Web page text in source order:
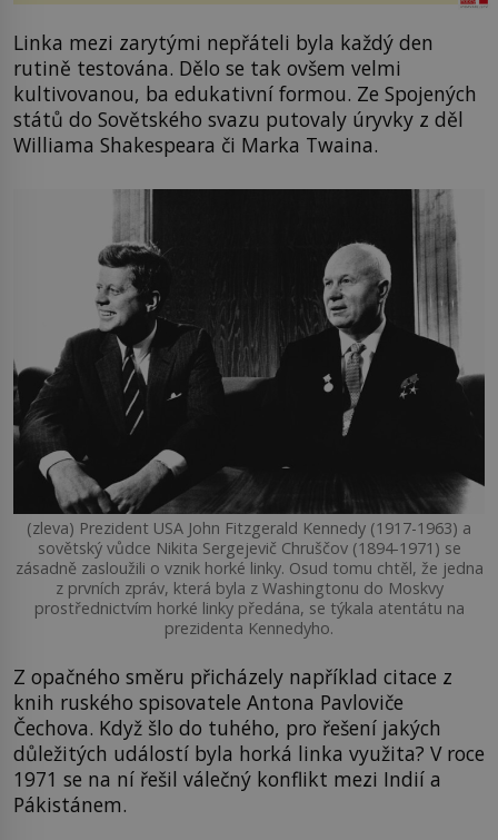
Linka mezi zarytými nepřáteli byla každý den
rutině testována. Dělo se tak ovšem velmi
kultivovanou, ba edukativní formou. Ze Spojených
států do Sovětského svazu putovaly úryvky z děl
Williama Shakespeara či Marka Twaina.
(zleva) Prezident USA John Fitzgerald Kennedy (1917-1963) a
sovětský vůdce Nikita Sergejevič Chruščov (1894-1971) se
zásadně zasloužili o vznik horké linky. Osud tomu chtěl, že jedna
z prvních zpráv, která byla z Washingtonu do Moskvy
prostřednictvím horké linky předána, se týkala atentátu na
prezidenta Kennedyho.
Z opačného směru přicházely například citace z
knih ruského spisovatele Antona Pavloviče
Čechova. Když šlo do tuhého, pro řešení jakých
důležitých událostí byla horká linka využita? V roce
1971 se na ní řešil válečný konflikt mezi Indií a
Pákistánem.